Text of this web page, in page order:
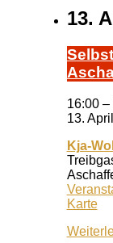
13.
16:00 –
13.
Kja-
KarteKja-